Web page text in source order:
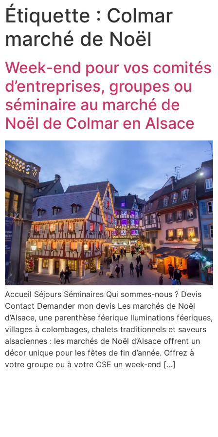
Étiquette : Colmar
marché de Noël
Week-end pour vos comités
d’entreprises, groupes ou
séminaire au marché de
Noël de Colmar en Alsace
Accueil Séjours Séminaires Qui sommes-nous ? Devis
Contact Demander mon devis Les marchés de Noël
d’Alsace, une parenthèse féerique lluminations féeriques,
villages à colombages, chalets traditionnels et saveurs
alsaciennes : les marchés de Noël d’Alsace offrent un
décor unique pour les fêtes de fin d’année. Offrez à
votre groupe ou à votre CSE un week-end […]